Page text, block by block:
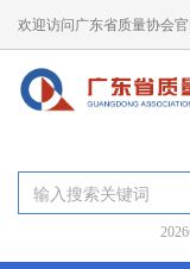
欢迎访问广东省质量协会官